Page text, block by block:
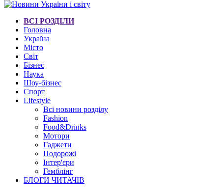
ВСІ РОЗДІЛИ
Головна
Україна
Місто
Світ
Бізнес
Наука
Шоу-бізнес
Спорт
Lifestyle
Всі новини розділу
Fashion
Food&Drinks
Мотори
Гаджети
Подорожі
Інтер'єри
Гемблінг
БЛОГИ ЧИТАЧІВ